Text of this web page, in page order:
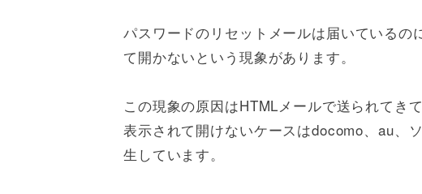
パスワードのリセットメールは届いている
て開かないという現象があります。
この現象の原因はHTMLメールで送られてき
表示されて開けないケースはdocomo、au、
生しています。